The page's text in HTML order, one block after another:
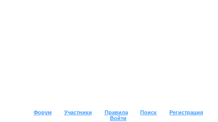
Форум Участники Правила Поиск
Регистрация
Войти